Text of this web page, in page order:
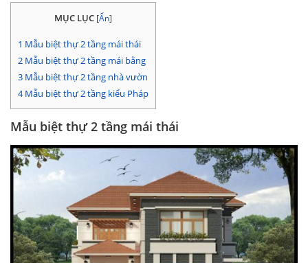
MỤC LỤC [Ẩn]
1 Mẫu biệt thự 2 tầng mái thái
2 Mẫu biệt thự 2 tầng mái bằng
3 Mẫu biệt thự 2 tầng nhà vườn
4Mẫu biệt thự 2 tầng kiểu Pháp
Mẫu biệt thự 2 tầng mái thái